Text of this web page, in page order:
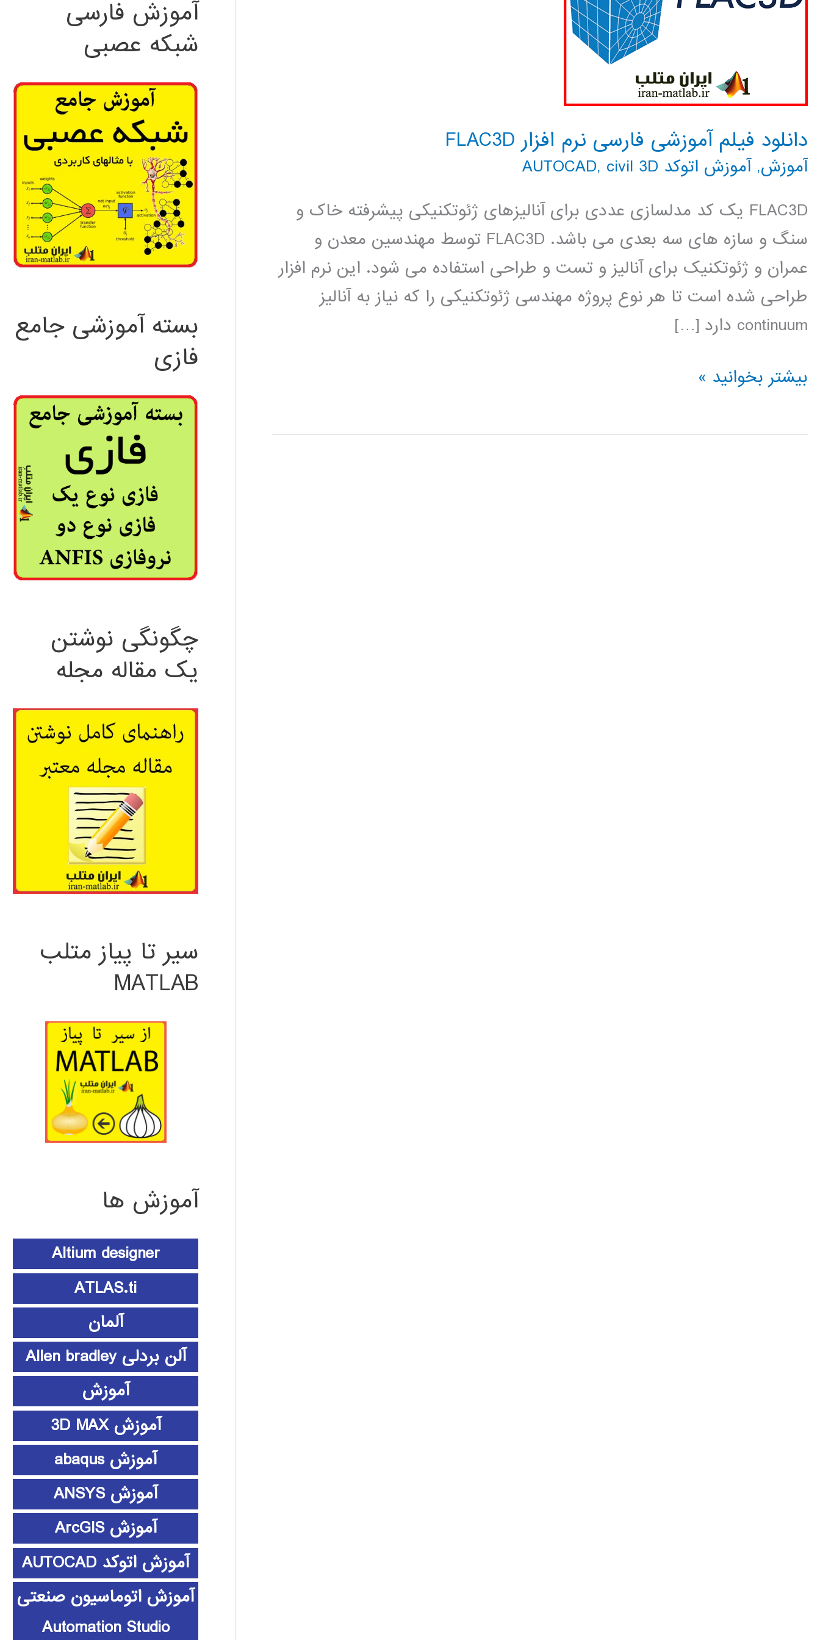
دانلود فیلم آموزشی فارسی نرم افزار FLAC3D
آموزش,آموزش اتوکد AUTOCAD , civil 3D
FLAC3D یک کد مدلسازی عددی برای آنالیزهای ژئوتکنیکی پیشرفته خاک و
سنگ و سازه های سه بعدی می باشد. FLAC3D توسط مهندسین معدن و
عمران و ژئوتکنیک برای آنالیز و تست و طراحی استفاده می شود. این نرم افزار
طراحی شده است تا هر نوع پروژه مهندسی ژئوتکنیکی را که نیاز به آنالیز
continuum دارد […]
دانلود
آموزشی
بیشتر بخوانید »
آموزش فارسی
شبکه عصبی
بسته آموزشی جامع
فازی
چگونگی نوشتن
یک مقاله مجله
سیر تا پیاز متلب
MATLAB
آموزش ها
Altium designer
ATLAS.ti
آلمان
آلن بردلی Allen bradley
آموزش
آموزش 3D MAX
آموزش abaqus
آموزش ANSYS
آموزش ArcGIS
آموزش اتوکد AUTOCAD
آموزش اتوماسیون صنعتی
Automation Studio